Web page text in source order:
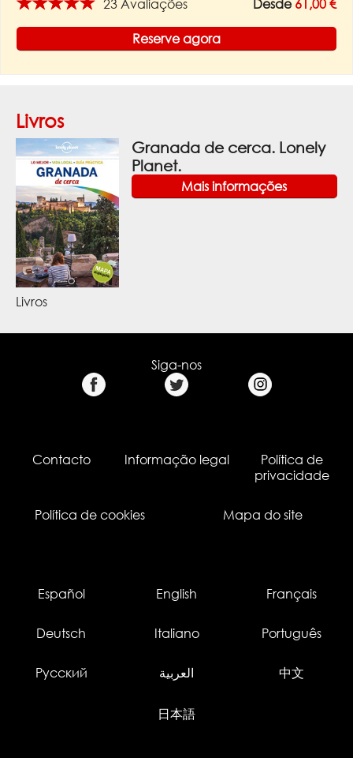
23 Avaliações Desde 61,00 €
Reserve agora
Livros
Granada de cerca. Lonely
Planet.
Mais informações
Livros
Siga-nos
Contacto Informação legal
Política de
privacidade
Política de cookies Mapa do site
Español English Français
Deutsch Italiano Português
Русский العربية 中文
日本語